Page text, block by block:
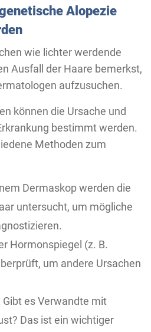
Alopezie
wie lichter werdende
Ausfall der Haare bemerkst,
aufzusuchen.
können die Ursache und
bestimmt werden.
Methoden zum
Dermaskop werden die
untersucht, um mögliche
Hormonspiegel (z. B.
um andere Ursachen
Gibt es Verwandte mit
Das ist ein wichtiger